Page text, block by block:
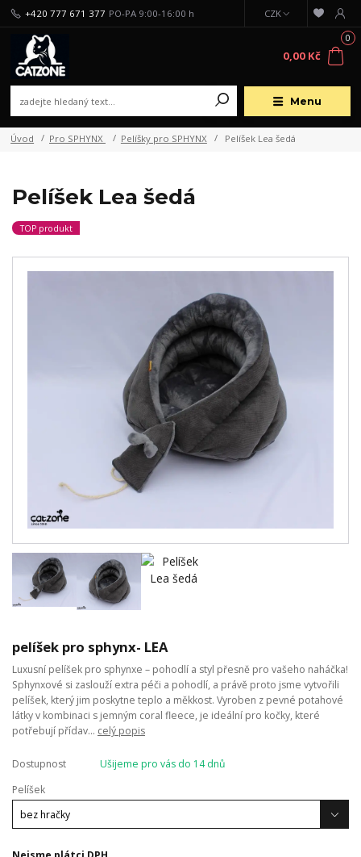
Menu
CZK
+420 777 671 377 PO-PA 9:00-16:00 h
0
0,00 Kč
Úvod Pro SPHYNX Pelíšky pro SPHYNX Pelíšek Lea šedá
Pelíšek Lea šedá
TOP produkt
pelíšek pro sphynx- LEA
Luxusní pelíšek pro sphynxe – pohodlí a styl přesně pro vašeho naháčka!
Sphynxové si zaslouží extra péči a pohodlí, a právě proto jsme vytvořili
pelíšek, který jim poskytne teplo a měkkost. Vyroben z pevné potahové
látky v kombinaci s jemným coral fleece, je ideální pro kočky, které
potřebují přídav... celý popis
Dostupnost
Ušijeme pro vás do 14 dnů
Pelíšek